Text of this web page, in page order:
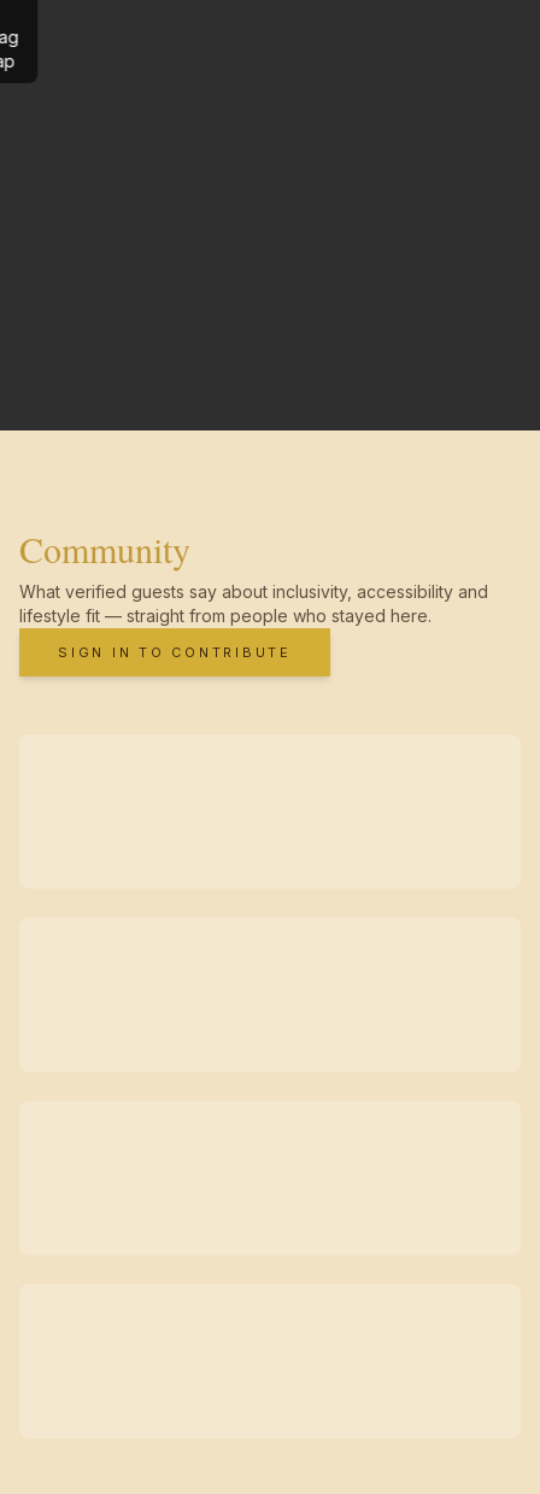
Community
What verified guests say about inclusivity, accessibility and
lifestyle fit — straight from people who stayed here.
SIGN IN TO CONTRIBUTE